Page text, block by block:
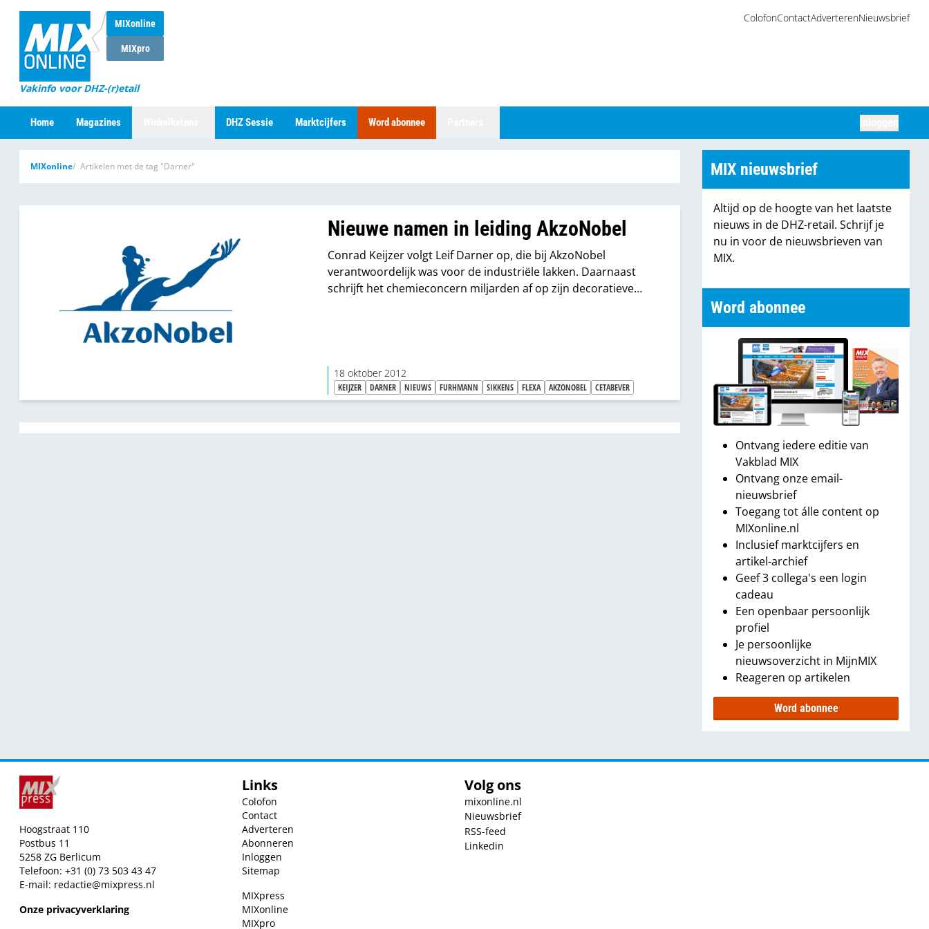
MIXonline
MIXpro
Vakinfo voor DHZ-(r)etail
ColofonContactAdverterenNieuwsbrief
Home Magazines DHZ Sessie Marktcijfers Word abonnee
MIXonline Artikelen met de tag "Darner"
Nieuwe namen in leiding AkzoNobel
Conrad Keijzer volgt Leif Darner op, die bij AkzoNobel
verantwoordelijk was voor de industriële lakken. Daarnaast
schrijft het chemieconcern miljarden af op zijn decoratieve
18 oktober 2012
KEIJZER DARNER NIEUWS FURHMANN SIKKENS FLEXA AKZONOBEL CETABEVER
MIX nieuwsbrief
Altijd op de hoogte van het laatste
nieuws in de DHZ-retail. Schrijf je
nu in voor de nieuwsbrieven van
MIX.
Word abonnee
Ontvang iedere editie van
Vakblad MIX
Ontvang onze email-
nieuwsbrief
Toegang tot álle content op
MIXonline.nl
Inclusief marktcijfers en
artikel-archief
Geef 3 collega's een login
cadeau
Een openbaar persoonlijk
profiel
Je persoonlijke
nieuwsoverzicht in MijnMIX
Reageren op artikelen
Word abonnee
Hoogstraat 110
Postbus 11
5258 ZG Berlicum
Telefoon: +31 (0) 73 503 43 47
E-mail: redactie@mixpress.nl
Onze privacyverklaring
Links
Colofon
Contact
Adverteren
Abonneren
Inloggen
Sitemap
MIXpress
MIXonline
MIXpro
Volg ons
mixonline.nl
Nieuwsbrief
RSS-feed
Linkedin